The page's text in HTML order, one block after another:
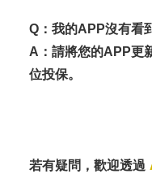
Q：我的APP沒有看
A：請將您的APP更
位投保。
若有疑問，歡迎透過